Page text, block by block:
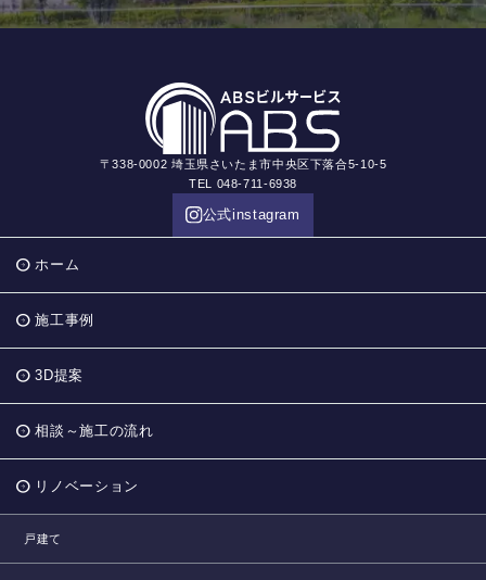
〒338-0002 埼玉県さいたま市中央区下落合5-10-5
TEL 048-711-6938
公式instagram
ホーム
施工事例
3D提案
相談～施工の流れ
リノベーション
戸建て